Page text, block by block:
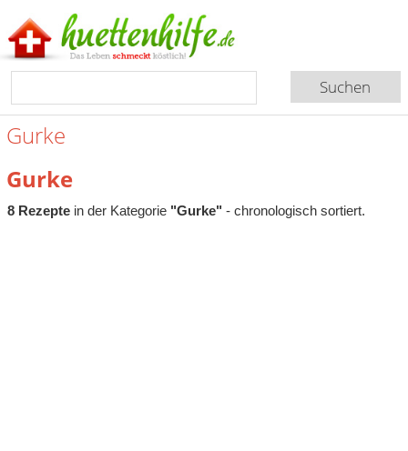
Gurke
Gurke
8 Rezeptein der Kategorie "Gurke" - chronologisch sortiert.